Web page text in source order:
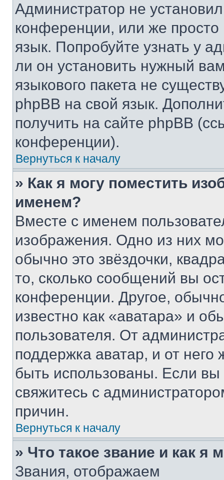
Администратор не
конференции, или же
язык. Попробуйте узнать у
ли он установить нужный
языкового пакета не
phpBB на свой язык.
получить на сайте phpBB
конференции).
Вернуться к началу
» Как я могу поместить
именем?
Вместе с именем
изображения. Одно из них
обычно это звёздочки,
то, сколько сообщений вы
конференции. Другое,
известно как «аватара» и
пользователя. От
поддержка аватар, и от него
быть использованы. Если
свяжитесь с
причин.
Вернуться к началу
» Что такое звание и как я
Звания, отображаем